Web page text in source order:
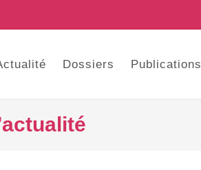
Dossiers Publications